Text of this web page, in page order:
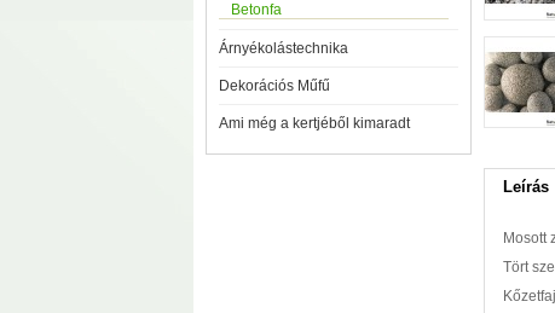
Betonfa
Árnyékolástechnika
Dekorációs Műfű
Ami még a kertjéből kimaradt
Leírás
Mosott
Tört